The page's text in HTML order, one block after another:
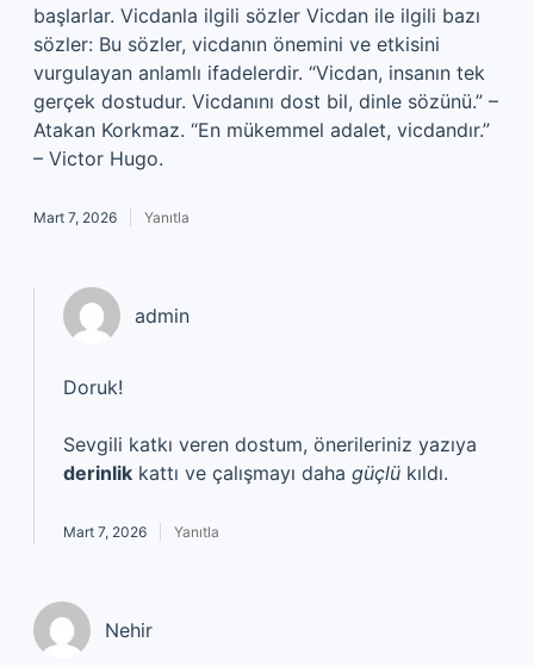
başlarlar. Vicdanla ilgili sözler Vicdan ile ilgili bazı
sözler: Bu sözler, vicdanın önemini ve etkisini
vurgulayan anlamlı ifadelerdir. “Vicdan, insanın tek
gerçek dostudur. Vicdanını dost bil, dinle sözünü.” –
Atakan Korkmaz. “En mükemmel adalet, vicdandır.”
– Victor Hugo.
Mart 7, 2026 Yanıtla
admin
Doruk!
Sevgili katkı veren dostum, önerileriniz yazıya
derinlik kattı ve çalışmayı daha güçlü kıldı.
Mart 7, 2026 Yanıtla
Nehir